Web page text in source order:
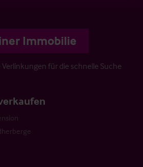
Immobilie
für die schnelle Suche